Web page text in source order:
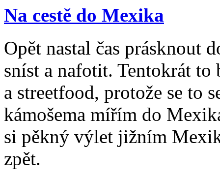
Na cestě do Mexika
Opět nastal čas prásknout
sníst a nafotit. Tentokrát
a streetfood, protože se to
kámošema mířím do
si pěkný výlet jižním
zpět.